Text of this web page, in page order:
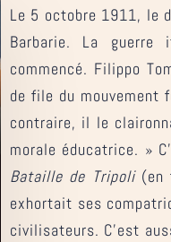
Le 5 octobre 1911, le
Barbarie. La
commencé. Filippo
de file du mouvement
contraire, il le
morale éducatrice. »
Bataille de Tripoli(en
exhortait ses
civilisateurs. C’est